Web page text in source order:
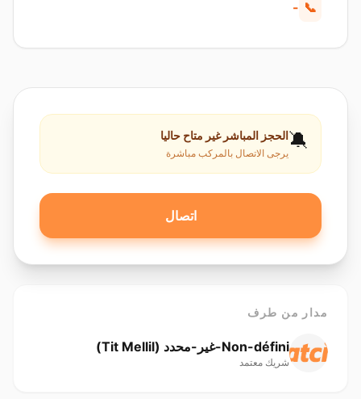
📞
-
🔕الحجز المباشر غير متاح حاليا
يرجى الاتصال بالمركب مباشرة
اتصال
مدار من طرف
Non-défini-غير-محدد ( Tit Mellil)
شريك معتمد